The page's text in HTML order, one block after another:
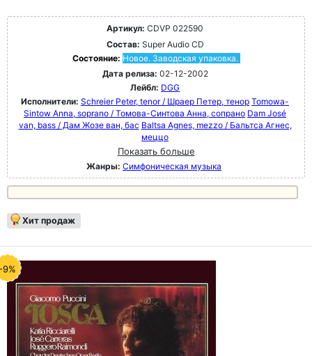
Артикул: CDVP 022590
Состав: Super Audio CD
Состояние: Новое. Заводская упаковка.
Дата релиза: 02-12-2002
Лейбл: DGG
Исполнители: Schreier Peter, tenor / Шраер Петер, тенор Tomowa-
Sintow Anna, soprano / Томова-Синтова Анна, сопрано Dam José
van, bass / Дам Жозе ван, бас Baltsa Agnes, mezzo / Бальтса Агнес,
меццо
Показать больше
Жанры: Симфоническая музыка
Хит продаж
9%